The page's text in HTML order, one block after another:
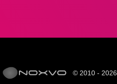
© 2010 - 2026